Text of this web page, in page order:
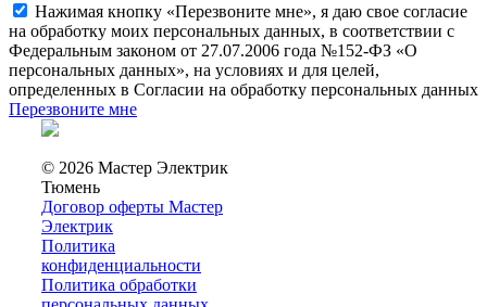
Нажимая кнопку «Перезвоните мне», я даю свое согласие
на обработку моих персональных данных, в соответствии с
Федеральным законом от 27.07.2006 года №152-ФЗ «О
персональных данных», на условиях и для целей,
определенных в Согласии на обработку персональных данных
Перезвоните мне
© 2026 Мастер Электрик
Тюмень
Договор оферты Мастер
Электрик
Политика
конфиденциальности
Политика обработки